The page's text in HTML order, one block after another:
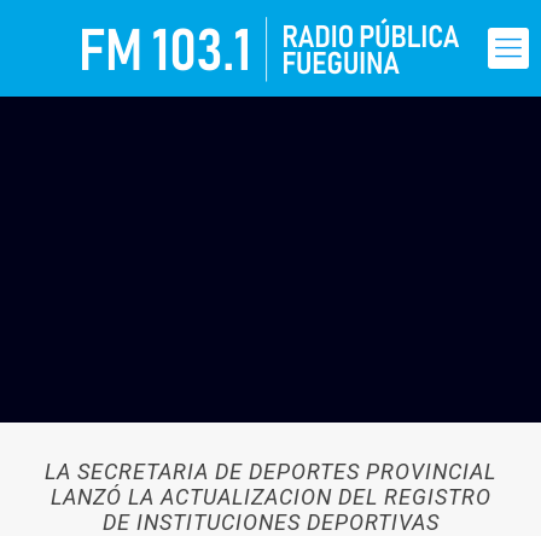
LA SECRETARIA DE DEPORTES PROVINCIAL
LANZÓ LA ACTUALIZACION DEL REGISTRO
DE INSTITUCIONES DEPORTIVAS